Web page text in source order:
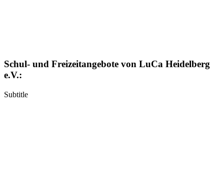
Schul- und Freizeitangebote von LuCa Heidelberg
e.V.:
Subtitle